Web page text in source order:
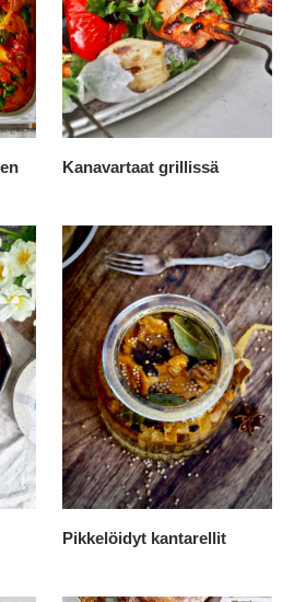
Kanavartaat grillissä
Pikkelöidyt kantarellit